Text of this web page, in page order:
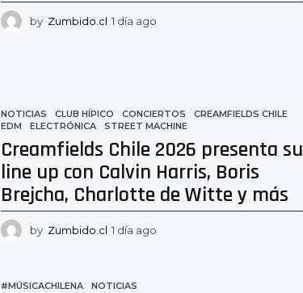
by Zumbido.cl 1 día ago
o
NOTICIAS CLUB HÍPICO ,CONCIERTOS ,CREAMFIELDS CHILE
EDM
,ELECTRÓNICA ,STREET MACHINE
Creamfields Chile 2026 presenta su
line up con Calvin Harris, Boris
Brejcha, Charlotte de Witte y más
by Zumbido.cl 1 día ago
#MÚSICACHILENA ,NOTICIAS